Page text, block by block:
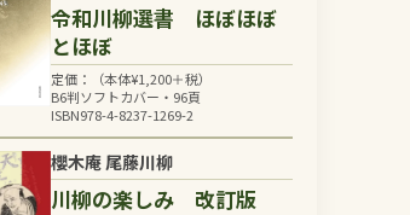
令和川柳選書 ほぼほぼ
とほぼ
定価：（本体¥1,200＋税）
B6判ソフトカバー・96頁
ISBN978-4-8237-1269-2
櫻木庵 尾藤川柳
川柳の楽しみ 改訂版